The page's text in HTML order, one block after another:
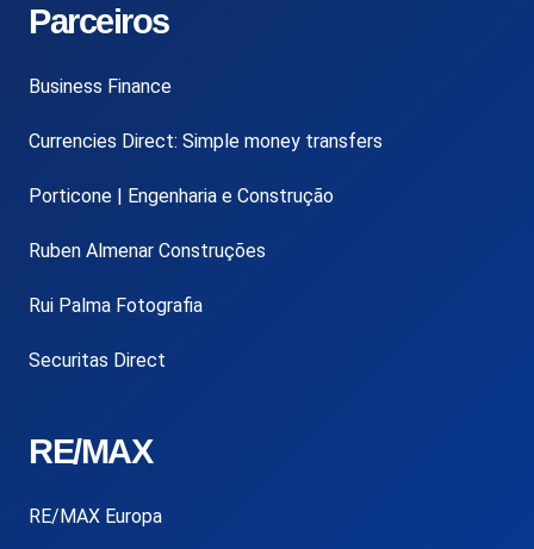
Parceiros
Business Finance
Currencies Direct: Simple money transfers
Porticone | Engenharia e Construção
Ruben Almenar Construções
Rui Palma Fotografia
Securitas Direct
RE/MAX
RE/MAX Europa